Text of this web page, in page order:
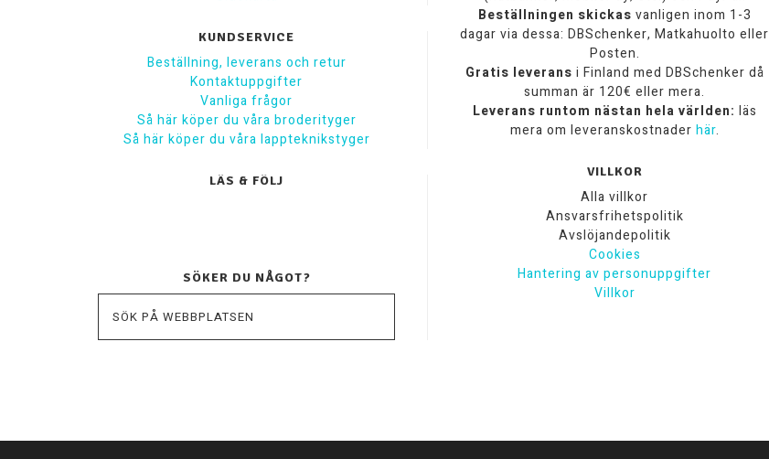
KUNDSERVICE
Beställning, leverans och retur
Kontaktuppgifter
Vanliga frågor
Så här köper du våra broderityger
Så här köper du våra lappteknikstyger
LÄS & FÖLJ
SÖKER DU NÅGOT?
Beställningen skickas vanligen inom 1-3
dagar via dessa: DBSchenker, Matkahuolto eller
Posten.
Gratis leverans i Finland med DBSchenker då
summan är 120€ eller mera.
Leverans runtom nästan hela världen: läs
mera om leveranskostnader här.
VILLKOR
Alla villkor
Ansvarsfrihetspolitik
Avslöjandepolitik
Cookies
Hantering av personuppgifter
Villkor